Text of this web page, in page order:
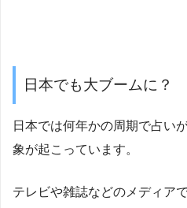
日本でも大ブームに？
日本では何年かの周期で占い
象が起こっています。
テレビや雑誌などのメディア